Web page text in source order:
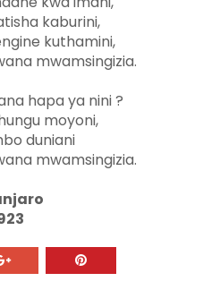
kaburini,
kuthamini,
mwamsingizia.
hapa ya nini ?
moyoni,
duniani
mwamsingizia.